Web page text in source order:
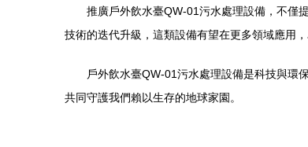
推廣戶外飲水臺QW-01污水處理設備，不僅
技術的迭代升級，這類設備有望在更多領域應用
戶外飲水臺QW-01污水處理設備是科技與環
共同守護我們賴以生存的地球家園。